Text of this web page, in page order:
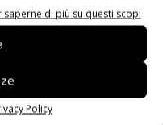
saperne di più su questi scopi
Policy